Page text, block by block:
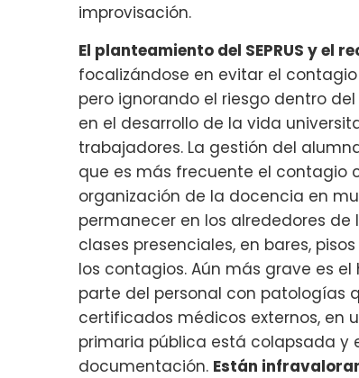
improvisación.
El planteamiento del SEPRUS y el
focalizándose en evitar el
pero ignorando el riesgo dentro
en el desarrollo de la vida
trabajadores. La gestión del
que es más frecuente el contagio
organización de la docencia en
permanecer en los alrededores
clases presenciales, en bares,
los contagios. Aún más grave es
parte del personal con patologías
certificados médicos externos, en
primaria pública está colapsada y
documentación. Están